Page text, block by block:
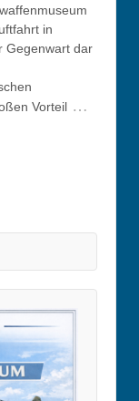
in
Gegenwart dar
Vorteil …